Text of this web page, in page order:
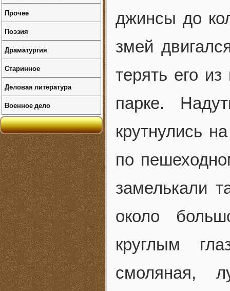
джинсы до
змей
терять его
парке.
крутнулись
по
замелькали
около
круглым
смоляная,
Прочее
Поэзия
Драматургия
Старинное
Деловая литература
Военное дело